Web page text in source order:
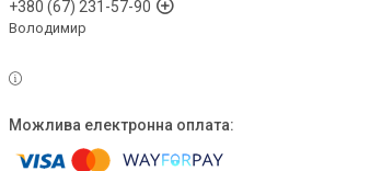
+380 (67) 231-57-90
Володимир